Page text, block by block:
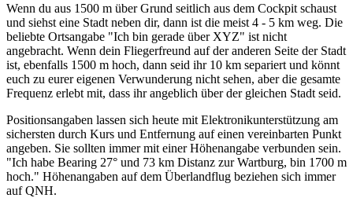
Wenn du aus 1500 m über Grund seitlich aus dem Cockpit schaust
und siehst eine Stadt neben dir, dann ist die meist 4 - 5 km weg. Die
beliebte Ortsangabe "Ich bin gerade über XYZ" ist nicht
angebracht. Wenn dein Fliegerfreund auf der anderen Seite der Stadt
ist, ebenfalls 1500 m hoch, dann seid ihr 10 km separiert und könnt
euch zu eurer eigenen Verwunderung nicht sehen, aber die gesamte
Frequenz erlebt mit, dass ihr angeblich über der gleichen Stadt seid.
Positionsangaben lassen sich heute mit Elektronikunterstützung am
sichersten durch Kurs und Entfernung auf einen vereinbarten Punkt
angeben. Sie sollten immer mit einer Höhenangabe verbunden sein.
"Ich habe Bearing 27° und 73 km Distanz zur Wartburg, bin 1700 m
hoch." Höhenangaben auf dem Überlandflug beziehen sich immer
auf QNH.